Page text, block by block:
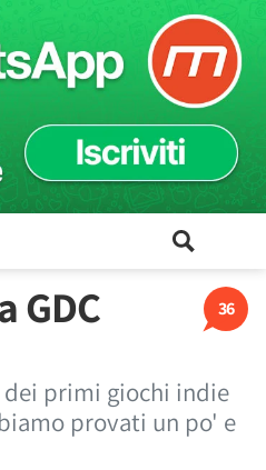
36
GDC
primi giochi indie
provati un po' e